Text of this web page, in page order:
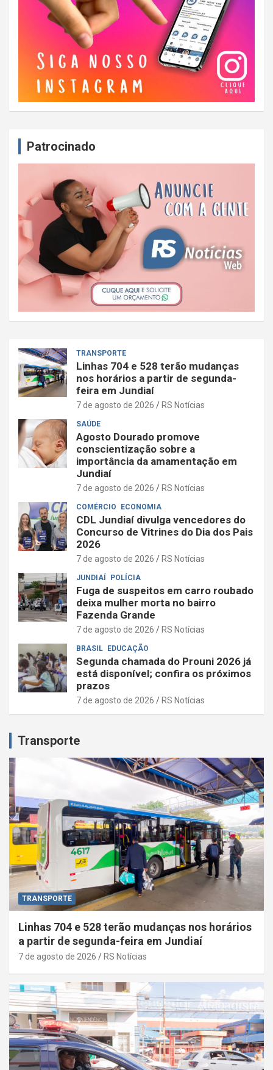
Patrocinado
TRANSPORTE
Linhas 704 e 528 terão mudanças
nos horários a partir de segunda-
feira em Jundiaí
7 de agosto de 2026 RS Notícias
SAÚDE
Agosto Dourado promove
conscientização sobre a
importância da amamentação em
Jundiaí
7 de agosto de 2026 RS Notícias
COMÉRCIO ECONOMIA
CDL Jundiaí divulga vencedores do
Concurso de Vitrines do Dia dos Pais
2026
7 de agosto de 2026 RS Notícias
JUNDIAÍ POLÍCIA
Fuga de suspeitos em carro roubado
deixa mulher morta no bairro
Fazenda Grande
7 de agosto de 2026 RS Notícias
BRASIL EDUCAÇÃO
Segunda chamada do Prouni 2026 já
está disponível; confira os próximos
prazos
7 de agosto de 2026 RS Notícias
Transporte
TRANSPORTE
Linhas 704 e 528 terão mudanças nos horários
a partir de segunda-feira em Jundiaí
7 de agosto de 2026 RS Notícias